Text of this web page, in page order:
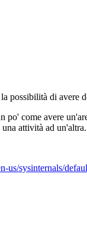
possibilità di avere
po' come avere
attività ad un'altra.
us/sysinternals/